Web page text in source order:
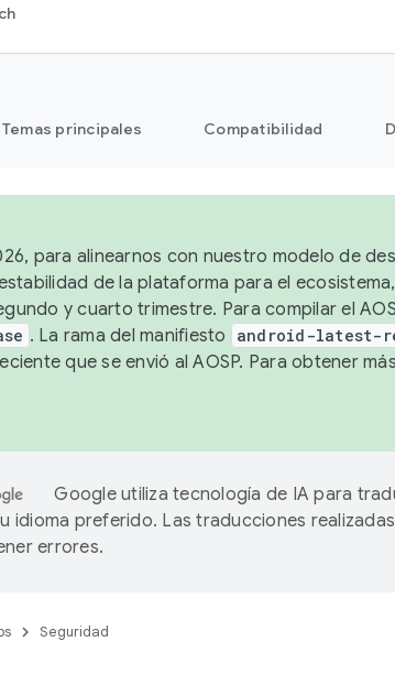
Temas principales Compatibilidad
para alinearnos con nuestro modelo de
de la plataforma para el
y cuarto trimestre. Para compilar el
. La rama del manifiesto android-latest-
que se envió al AOSP. Para obtener
Google utiliza tecnología de IA para
idioma preferido. Las traducciones
errores.
Seguridad